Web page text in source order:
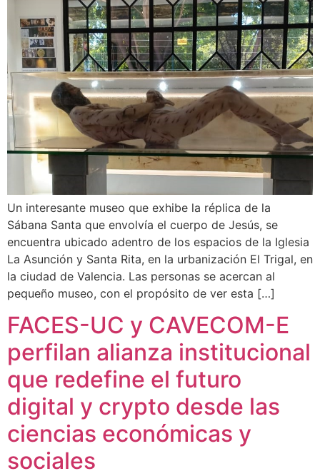
Un interesante museo que exhibe la réplica de la
Sábana Santa que envolvía el cuerpo de Jesús, se
encuentra ubicado adentro de los espacios de la Iglesia
La Asunción y Santa Rita, en la urbanización El Trigal, en
la ciudad de Valencia. Las personas se acercan al
pequeño museo, con el propósito de ver esta […]
FACES-UC y CAVECOM-E
perfilan alianza institucional
que redefine el futuro
digital y crypto desde las
ciencias económicas y
sociales